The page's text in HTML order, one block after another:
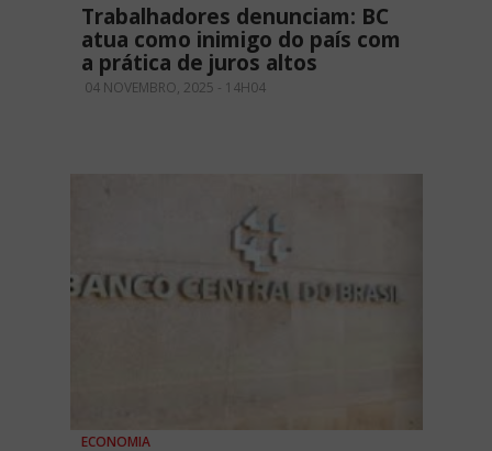
Trabalhadores denunciam: BC
atua como inimigo do país com
a prática de juros altos
04 NOVEMBRO, 2025 - 14H04
ECONOMIA